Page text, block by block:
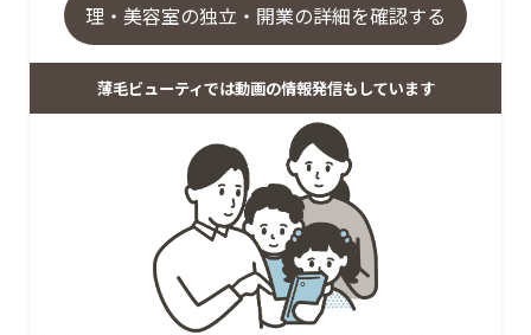
理・美容室の独立・開業の詳細を確認する
薄毛ビューティでは動画の情報発信もしています